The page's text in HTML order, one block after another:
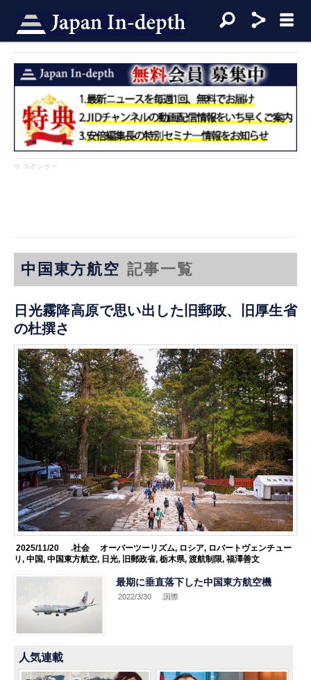
※ スポンサー
中国東方航空 記事一覧
日光霧降高原で思い出した旧郵政、旧厚生省
の杜撰さ
2025/11/20 .社会 オーバーツーリズム, ロシア, ロバートヴェンチュー
リ,中国,中国東方航空, 日光, 旧郵政省,栃木県,渡航制限,福澤善文
最期に垂直落下した中国東方航空機
2022/3/30 .国際
人気連載